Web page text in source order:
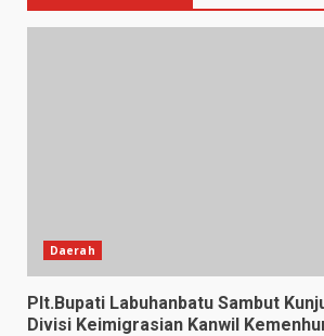
Daerah
Plt.Bupati Labuhanbatu Sambut
Divisi Keimigrasian Kanwil